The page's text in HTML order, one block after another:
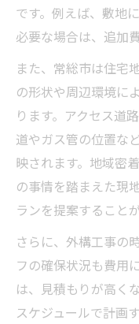
相見積もりを
外構工事の
目
効果的な外
外構工事の
外構工事見
外構工事業
予算内で理想
外構工事
外構工事の
方法
です。例えば、敷地
必要な場合は、追加
また、常総市は住宅
の形状や周辺環境に
ります。アクセス道
道やガス管の位置な
映されます。地域密
の事情を踏まえた現
ランを提案すること
さらに、外構工事の
フの確保状況も費用
は、見積もりが高く
スケジュールで計画